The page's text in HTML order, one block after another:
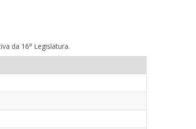
da 16a Legislatura.